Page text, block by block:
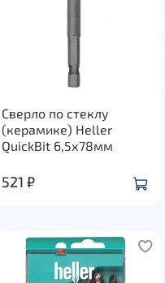
Сверло по стеклу
(керамике) Heller
QuickBit 6,5х78мм
521 ₽